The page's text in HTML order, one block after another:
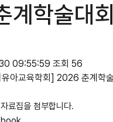
학술대
09:55:59 조회 56
유아교육학회] 2026 춘계학
자료집을 첨부합니다.